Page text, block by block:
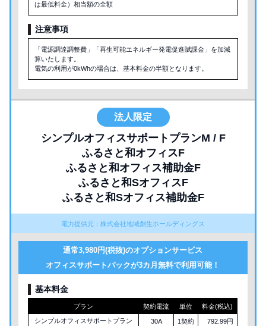
は最低料金）相当額の全額
注意事項
「電源調達調整費」「再生可能エネルギー発電促進賦課金」を加減
算いたします。
電気の利用が0kWhの場合は、基本料金の半額となります。
シンプルオフィスサポートプランM / F
ふるさと和オフィスF
ふるさと和オフィス補助金F
ふるさと和SオフィスF
ふるさと和Sオフィス補助金F
電力提供元：株式会社地域創生ホールディングス
法人限定
通常3,980円(税抜)のオプションサービス
オフィスサポートパックが3カ月無料で利用可能！
基本料金
プラン 契約電流 単位
料金(税込)
シンプルオフィスサポートプラン
30A 1契約 792.99円